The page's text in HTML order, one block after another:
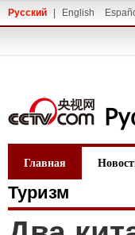
Русский English
Главная
Туризм